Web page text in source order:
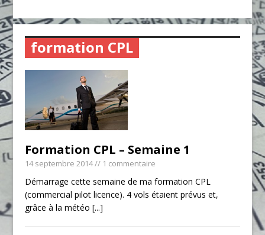
formation CPL
Formation CPL – Semaine 1
14 septembre 2014// 1 commentaire
Démarrage cette semaine de ma formation CPL
(commercial pilot licence). 4 vols étaient prévus et,
grâce à la météo[...]